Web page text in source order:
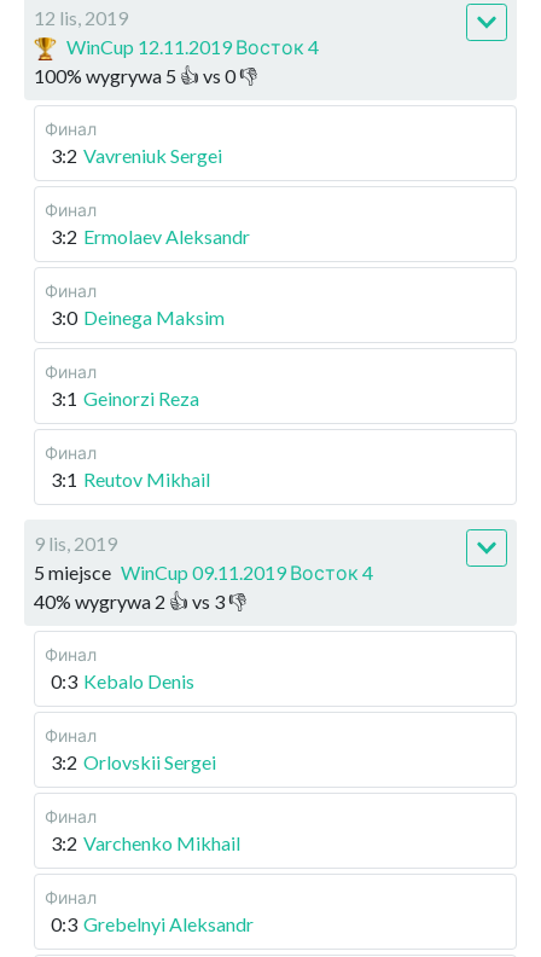
12 lis, 2019
WinCup 12.11.2019 Восток 4
100% wygrywa 5 👍 vs 0👎
Финал
3:2 Vavreniuk Sergei
Финал
3:2 Ermolaev Aleksandr
Финал
3:0 Deinega Maksim
Финал
3:1 Geinorzi Reza
Финал
3:1 Reutov Mikhail
9 lis, 2019
5 miejsce WinCup 09.11.2019 Восток 4
40% wygrywa 2 👍 vs 3👎
Финал
0:3 Kebalo Denis
Финал
3:2 Orlovskii Sergei
Финал
3:2 Varchenko Mikhail
Финал
0:3 Grebelnyi Aleksandr